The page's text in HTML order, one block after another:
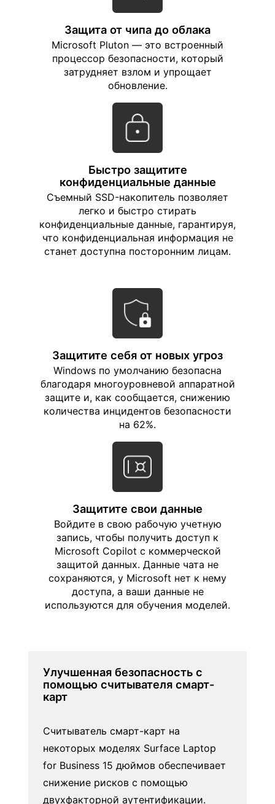
Защита от чипа до облака
Microsoft Pluton — это встроенный
процессор безопасности, который
затрудняет взлом и упрощает
обновление.
Быстро защитите
конфиденциальные данные
Съемный SSD-накопитель позволяет
легко и быстро стирать
конфиденциальные данные, гарантируя,
что конфиденциальная информация не
станет доступна посторонним лицам.
Защитите себя от новых угроз
Windows по умолчанию безопасна
благодаря многоуровневой аппаратной
защите и, как сообщается, снижению
количества инцидентов безопасности
на 62%.
Защитите свои данные
Войдите в свою рабочую учетную
запись, чтобы получить доступ к
Microsoft Copilot с коммерческой
защитой данных. Данные чата не
сохраняются, у Microsoft нет к нему
доступа, а ваши данные не
используются для обучения моделей.
Улучшенная безопасность с
помощью считывателя смарт-
карт
Считыватель смарт-карт на
некоторых моделях Surface Laptop
for Business 15 дюймов обеспечивает
снижение рисков с помощью
двухфакторной аутентификации.